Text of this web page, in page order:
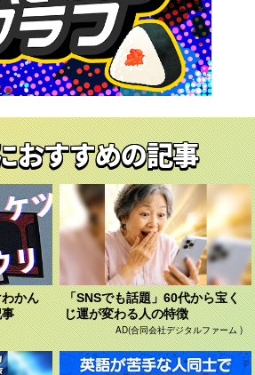
おすすめの記事
かん
「SNSでも話題」60代から宝く
じ運が変わる人の特徴
AD(合同会社デジタルファーム )